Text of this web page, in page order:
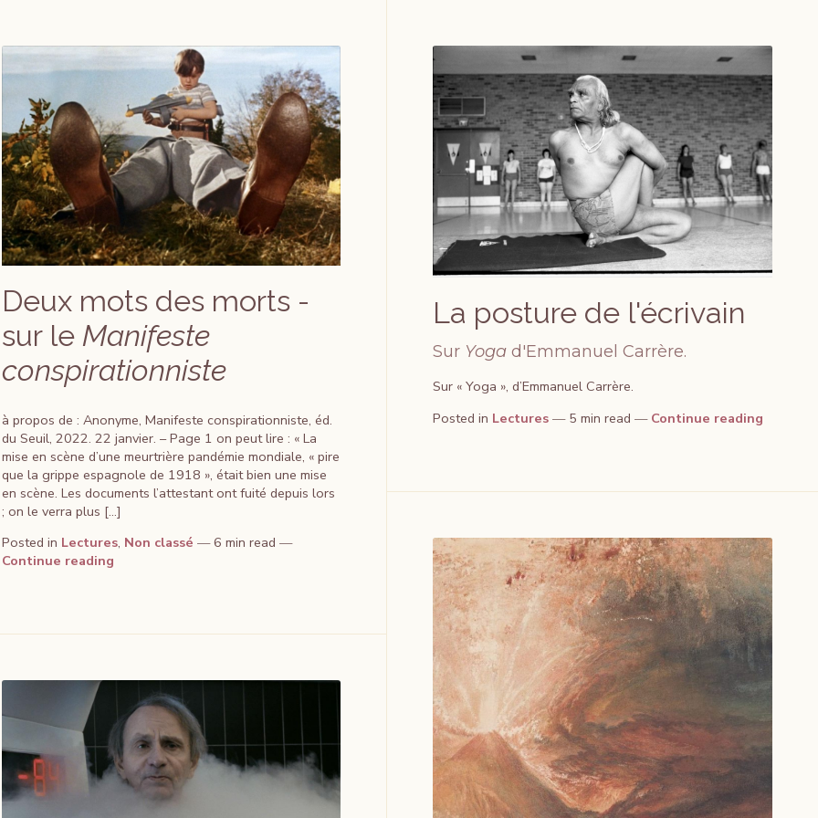
Deux mots des morts -
sur le Manifeste
conspirationniste
à propos de : Anonyme, Manifeste conspirationniste, éd.
du Seuil, 2022. 22 janvier. – Page 1 on peut lire : « La
mise en scène d’une meurtrière pandémie mondiale, « pire
que la grippe espagnole de 1918 », était bien une mise
en scène. Les documents l’attestant ont fuité depuis lors
; on le verra plus […]
Posted in Lectures, Non classé
6 min read
Continue reading
La posture de l'écrivain
Sur Yoga d'Emmanuel Carrère.
Sur « Yoga », d’Emmanuel Carrère.
Posted in Lectures 5 min read Continue reading